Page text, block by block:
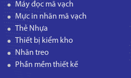
Máy đọc mã vạch
Mực in nhãn mã vạch
Thẻ Nhựa
Thiết bị kiểm kho
Nhãn treo
Phần mềm thiết kế